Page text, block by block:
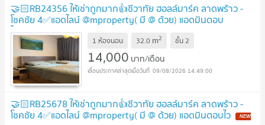
🤝🏻RB24356 ให้เช่าถูกมาก👍ชีวาทัย ฮอลล์มาร์ค ลาดพร้าว -
โชคชัย 4✅แอดไลน์ @mproperty( มี @ ด้วย) แอดมินตอบ
ไว UPDATE !
1 ห้องนอน 32.0 m2 ชั้น2
14,000 บาท/เดือน
09/08/2026 14:49:00
🤝🏻RB25678 ให้เช่าถูกมาก👍ชีวาทัย ฮอลล์มาร์ค ลาดพร้าว -
โชคชัย 4✅แอดไลน์ @mproperty( มี @ ด้วย) แอดมินตอบไว NEW